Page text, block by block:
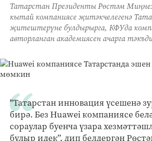
Татарстан Президенты Рөстәм
кытай компаниясе җитәкчелегенә
җитештерүне булдырырга, КФУда
авторланган академиясен ачарга
"Татарстан инновация үсешенә
бирә. Без Huawei компаниясе
сораулар буенча үзара
булыр идек”, дип белдергән